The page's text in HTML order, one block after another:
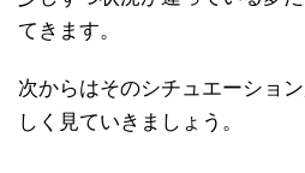
てきます。
次からはそのシチュエーショ
しく見ていきましょう。